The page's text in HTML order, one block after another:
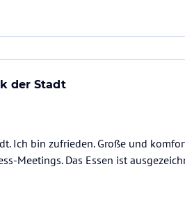
der Stadt
Ich bin zufrieden. Große und
Meetings. Das Essen ist